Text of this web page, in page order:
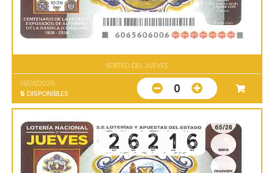
SORTEO DEL JUEVES
13/08/2026
5 DISPONIBLES 0